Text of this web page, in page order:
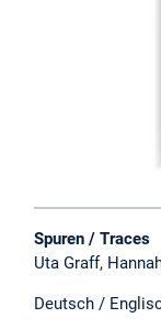
Spuren / Traces
Uta Graff,
Deutsch /